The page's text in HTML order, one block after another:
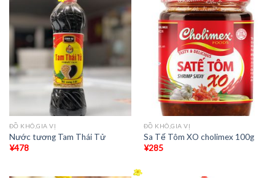
ĐỒ KHÔ,GIA VỊ
Nước tương Tam Thái Tử
¥478
ĐỒ KHÔ,GIA VỊ
Sa Tế Tôm XO cholimex 100g
¥285